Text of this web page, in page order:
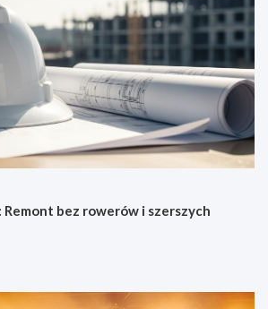
bez rowerów i szerszych